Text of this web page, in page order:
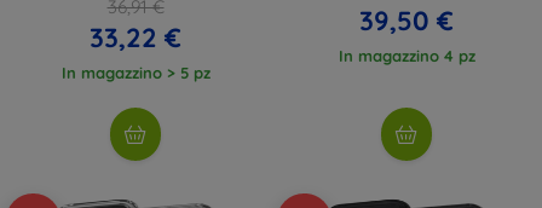
36,91 €
33,22 €
In magazzino > 5 pz
39,50 €
In magazzino 4 pz